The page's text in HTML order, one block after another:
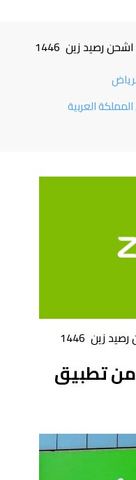
رصيد زين 1446
العربية
زين 1446
تطبيق